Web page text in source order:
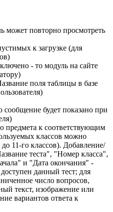
может повторно просмотреть
к загрузке (для
- то модуль на сайте
поля таблицы в базе
будет показано при
предмета к соответствующим
классов можно
11-го классов). Добавление/
теста", "Номер класса",
и "Дата окончания" -
данный тест; для
число вопросов,
текст, изображение или
вариантов ответа к